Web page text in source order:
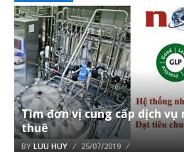
Tìm đơn vị cung cấp dịch vụ
thuê
BY LUU HUY 25/07/2019